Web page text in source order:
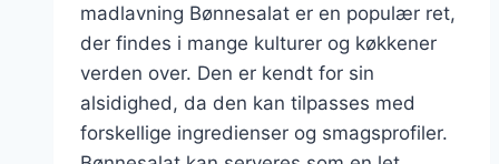
madlavning Bønnesalat er en populær ret,
der findes i mange kulturer og køkkener
verden over. Den er kendt for sin
alsidighed, da den kan tilpasses med
forskellige ingredienser og smagsprofiler.